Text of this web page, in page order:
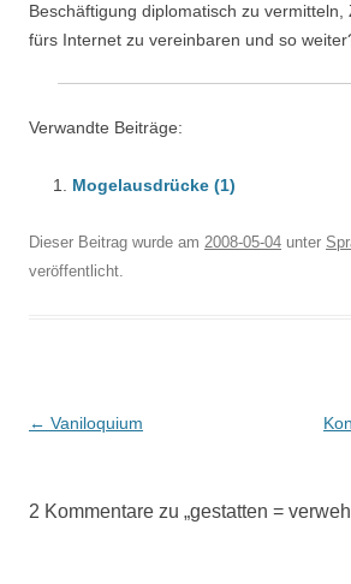
Beschäftigung diplomatisch zu vermitteln,
fürs Internet zu vereinbaren und so
Verwandte Beiträge:
Mogelausdrücke (1)
Dieser Beitrag wurde am 2008-05-04 unter
veröffentlicht.
Beitragsnavigation
← Vaniloquium
2 Kommentare zu „gestatten =